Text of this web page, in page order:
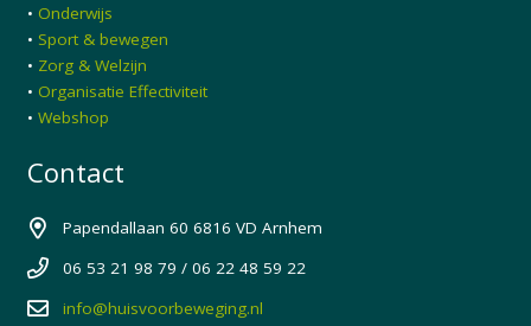
• Onderwijs
• Sport & bewegen
• Zorg & Welzijn
• Organisatie Effectiviteit
• Webshop
Contact
Papendallaan 60 6816 VD Arnhem
06 53 21 98 79 / 06 22 48 59 22
info@huisvoorbeweging.nl